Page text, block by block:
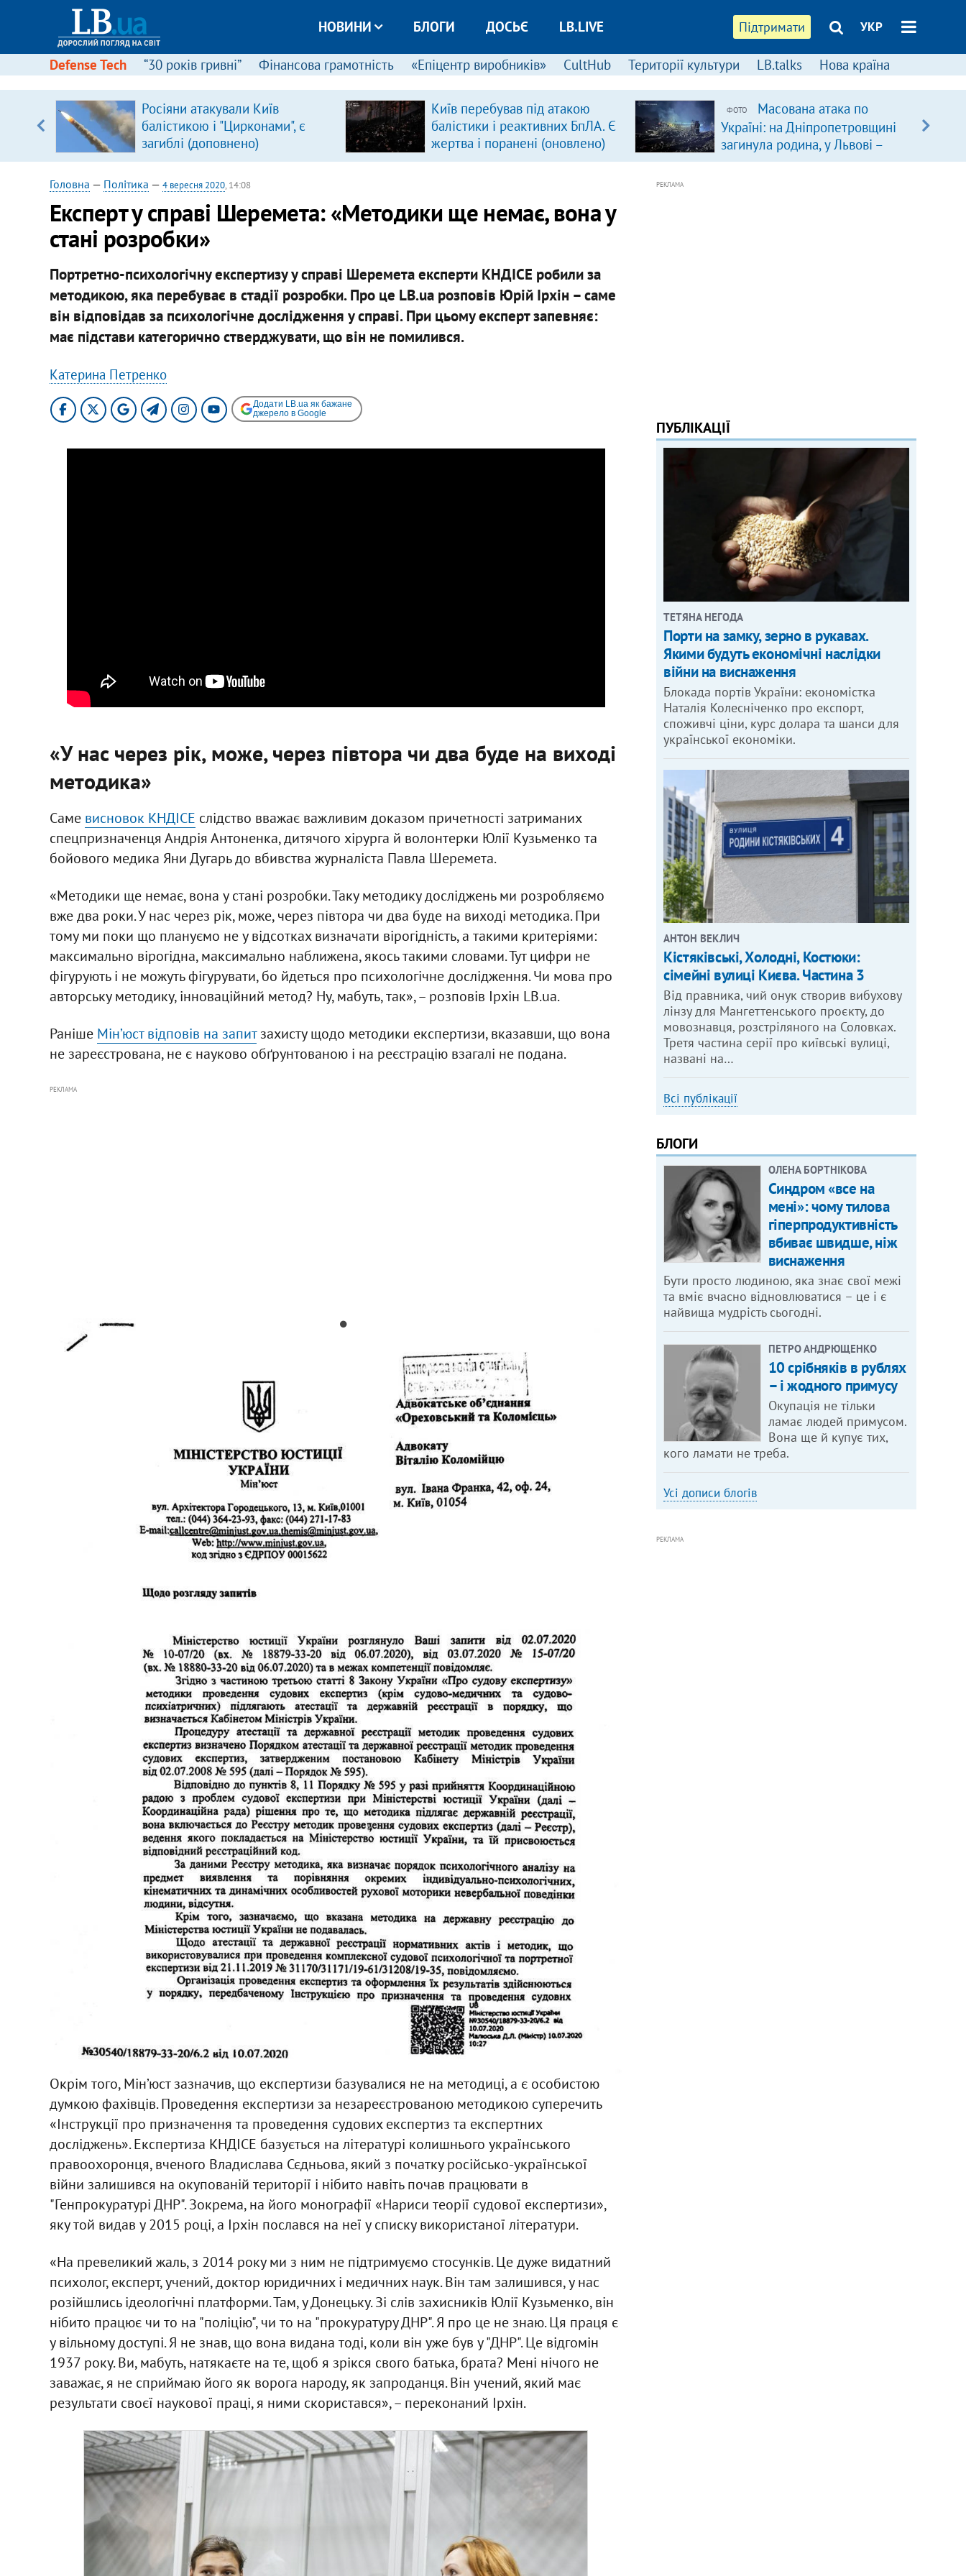
Підтримати УКР
НОВИНИ БЛОГИ ДОСЬЄ LB.LIVE
Defense Tech “30 років гривні” Фінансова грамотність «Епіцентр виробників» CultHub Території культури LB.talks Нова країна
Росіяни атакували Київ
балістикою і "Цирконами", є
загиблі (доповнено)
Київ перебував під атакою
балістики і реактивних БпЛА. Є
жертва і поранені (оновлено)
ФОТО
Масована атака по
Україні: на Дніпропетровщині
загинула родина, у Львові –
удар по багатоповерхівках
Головна — Політика — 4 вересня 2020, 14:08
Експерт у справі Шеремета: «Методики ще немає, вона у
стані розробки»
Портретно-психологічну експертизу у справі Шеремета експерти КНДІСЕ робили за
методикою, яка перебуває в стадії розробки. Про це LB.ua розповів Юрій Ірхін – саме
він відповідав за психологічне дослідження у справі. При цьому експерт запевняє:
має підстави категорично стверджувати, що він не помилився.
Катерина Петренко
Додати LB.ua як бажане
джерело в Google
«У нас через рік, може, через півтора чи два буде на виході
методика»
Саме висновок КНДІСЕ слідство вважає важливим доказом причетності затриманих
спецпризначенця Андрія Антоненка, дитячого хірурга й волонтерки Юлії Кузьменко та
бойового медика Яни Дугарь до вбивства журналіста Павла Шеремета.
«Методики ще немає, вона у стані розробки. Таку методику досліджень ми розробляємо
вже два роки. У нас через рік, може, через півтора чи два буде на виході методика. При
тому ми поки що плануємо не у відсотках визначати вірогідність, а такими критеріями:
максимально вірогідна, максимально наближена, якось такими словами. Тут цифри не
фігурують і не можуть фігурувати, бо йдеться про психологічне дослідження. Чи мова про
авторську методику, інноваційний метод? Ну, мабуть, так», – розповів Ірхін LB.ua.
Раніше Мін’юст відповів на запитзахисту щодо методики експертизи, вказавши, що вона
не зареєстрована, не є науково обґрунтованою і на реєстрацію взагалі не подана.
РЕКЛАМА
Окрім того, Мін’юст зазначив, що експертизи базувалися не на методиці, а є особистою
думкою фахівців. Проведення експертизи за незареєстрованою методикою суперечить
«Інструкції про призначення та проведення судових експертиз та експертних
досліджень». Експертиза КНДІСЕ базується на літературі колишнього українського
правоохоронця, вченого Владислава Сєдньова, який з початку російсько-української
війни залишився на окупованій території і нібито навіть почав працювати в
"Генпрокуратурі ДНР". Зокрема, на його монографії «Нариси теорії судової експертизи»,
яку той видав у 2015 році, а Ірхін послався на неї у списку використаної літератури.
«На превеликий жаль, з 2014 року ми з ним не підтримуємо стосунків. Це дуже видатний
психолог, експерт, учений, доктор юридичних і медичних наук. Він там залишився, у нас
розійшлись ідеологічні платформи. Там, у Донецьку. Зі слів захисників Юлії Кузьменко, він
нібито працює чи то на "поліцію", чи то на "прокуратуру ДНР". Я про це не знаю. Ця праця є
у вільному доступі. Я не знав, що вона видана тоді, коли він уже був у "ДНР". Це відгомін
1937 року. Ви, мабуть, натякаєте на те, щоб я зрікся свого батька, брата? Мені нічого не
заважає, я не сприймаю його як ворога народу, як запроданця. Він учений, який має
результати своєї наукової праці, я ними скористався», – переконаний Ірхін.
РЕКЛАМА
ПУБЛІКАЦІЇ
ТЕТЯНА НЕГОДА
Порти на замку, зерно в рукавах.
Якими будуть економічні наслідки
війни на виснаження
Блокада портів України: економістка
Наталія Колесніченко про експорт,
споживчі ціни, курс долара та шанси для
української економіки.
АНТОН ВЕКЛИЧ
Кістяківські, Холодні, Костюки:
сімейні вулиці Києва. Частина 3
Від правника, чий онук створив вибухову
лінзу для Мангеттенського проєкту, до
мовознавця, розстріляного на Соловках.
Третя частина серії про київські вулиці,
названі на…
Всі публікації
БЛОГИ
ОЛЕНА БОРТНІКОВА
Синдром «все на
мені»: чому тилова
гіперпродуктивність
вбиває швидше, ніж
виснаження
Бути просто людиною, яка знає свої межі
та вміє вчасно відновлюватися – це і є
найвища мудрість сьогодні.
ПЕТРО АНДРЮЩЕНКО
10 срібняків в рублях
– і жодного примусу
Окупація не тільки
ламає людей примусом.
Вона ще й купує тих,
кого ламати не треба.
Усі дописи блогів
РЕКЛАМА